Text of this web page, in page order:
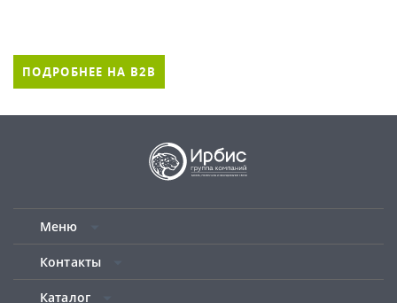
ПОДРОБНЕЕ НА B2B
Меню
Контакты
Каталог